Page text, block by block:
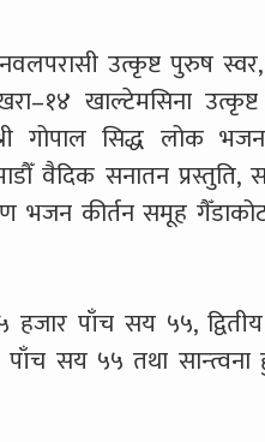
उत्कृष्ट पुरुष
खाल्टेमसिना
गोपाल सिद्ध लोक भजन
वैदिक सनातन
भजन कीर्तन समूह
हजार पाँच सय ५५,
सय ५५ तथा सान्त्वना